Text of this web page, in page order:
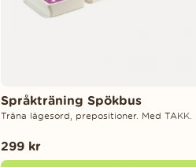
Språkträning Spökbus
Träna lägesord, prepositioner. Med TAKK.
299 kr